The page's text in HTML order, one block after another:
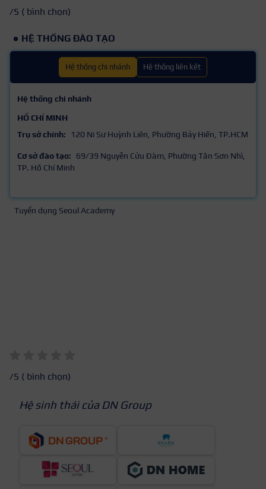
/5 ( bình chọn)
HỆ THỐNG ĐÀO TẠO
Hệ thống chi nhánh Hệ thống liên kết
Hệ thống chi nhánh
HỒ CHÍ MINH
Trụ sở chính:
120 Ni Sư Huỳnh Liên, Phường Bảy Hiền, TP.HCM
Cơ sở đào tạo:
69/39 Nguyễn Cửu Đàm, Phường Tân Sơn Nhì,
TP. Hồ Chí Minh
Tuyển dụng Seoul Academy
/5 ( bình chọn)
Hệ sinh thái của DN Group